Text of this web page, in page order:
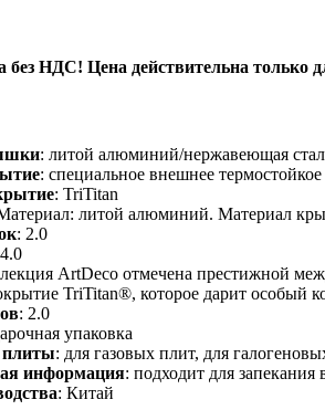
без НДС! Цена действительна только
: литой алюминий/нержавеющая
: специальное внешнее термостойкое
: TriTitan
литой алюминий. Материал
: 2.0
ArtDeco отмечена престижной
TriTitan®, которое дарит особый
: 2.0
упаковка
: для газовых плит, для
информация: подходит для запекания
: Китай